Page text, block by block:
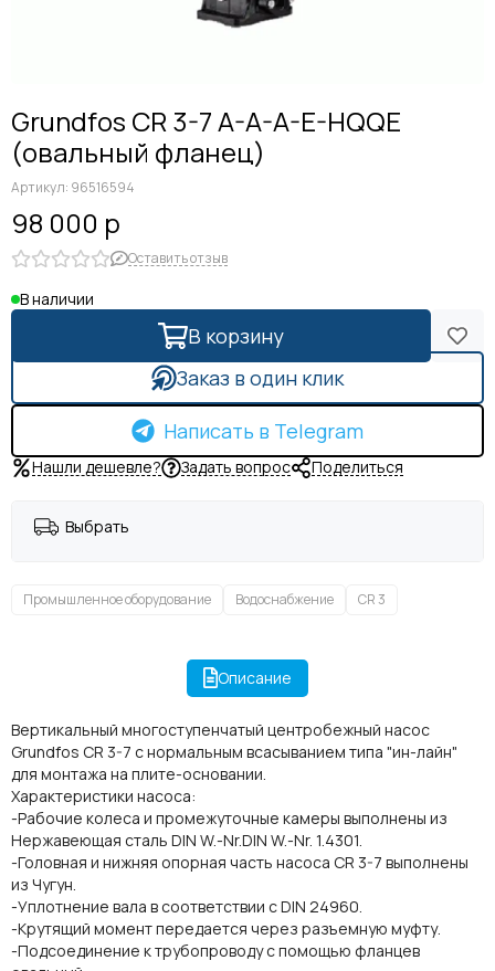
Grundfos CR 3-7 A-A-A-E-HQQE
(овальный фланец)
Артикул: 96516594
98 000 р
Оставить отзыв
В наличии
В корзину
Заказ в один клик
Написать в Telegram
Нашли дешевле? Задать вопрос Поделиться
Выбрать
Промышленное оборудование Водоснабжение CR 3
Описание
Вертикальный многоступенчатый центробежный насос
Grundfos CR 3-7 с нормальным всасыванием типа "ин-лайн"
для монтажа на плите-основании.
Характеристики насоса:
-Рабочие колеса и промежуточные камеры выполнены из
Нержавеющая сталь DIN W.-Nr.DIN W.-Nr. 1.4301.
-Головная и нижняя опорная часть насоса CR 3-7 выполнены
из Чугун.
-Уплотнение вала в соответствии с DIN 24960.
-Крутящий момент передается через разъемную муфту.
-Подсоединение к трубопроводу с помощью фланцев